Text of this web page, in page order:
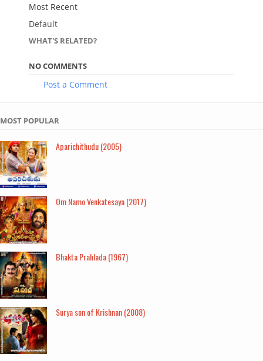
Most Recent
Default
WHAT'S RELATED?
NO COMMENTS
Post a Comment
MOST POPULAR
Aparichithudu (2005)
Om Namo Venkatesaya (2017)
Bhakta Prahlada (1967)
Surya son of Krishnan (2008)